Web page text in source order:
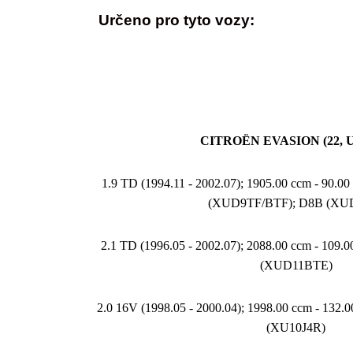
Určeno pro tyto vozy:
CITROËN EVASION (22,
1.9 TD (1994.11 - 2002.07); 1905.00 ccm -
(XUD9TF/BTF); D8B
2.1 TD (1996.05 - 2002.07); 2088.00 ccm -
(XUD11BTE)
2.0 16V (1998.05 - 2000.04); 1998.00 ccm -
(XU10J4R)